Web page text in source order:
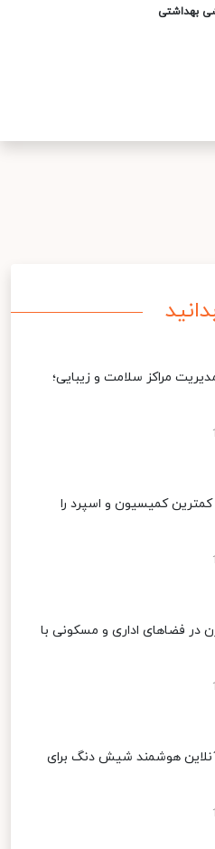
بهداشتی
مراکز سلامت و زیبایی؛
کمیسیون و اسپرد را
در فضاهای اداری و مسکونی با
آنلاین هوشمند شیش دنگ برای